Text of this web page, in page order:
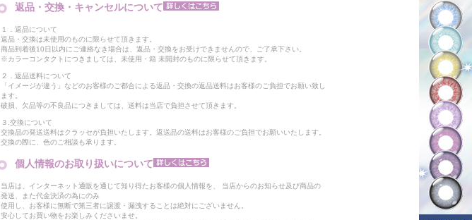
返品・交換・キャンセルについて
１．返品について
返品・交換は未使用のものに限らせて頂きます。
商品到着後10日以内にご連絡なき場合は、返品・交換をお受けできませんので、ご了承下さい。
※カラーコンタクトにつきましては、未使用・箱 未開封のものに限らせて頂きます。
２．返品送料について
「イメージが違う」などのお客様のご都合による返品・交換の返品送料はお客様のご負担でお願い致し
ます。
破損、欠品等の不良品につきましては、送料は当店で負担させて頂きます。
３.交換について
交換品の発送送料はクラッセが負担いたします。返送品の送料はお客様のご負担でお願いいたします。
交換の際に、色のご相談も承ります。
個人情報のお取り扱いについて
当店は、インターネット通販を通じて知り得たお客様の個人情報を、 当店からのお知らせ及び商品の
発送、また代金決済の為にのみ
使用し、お客様に無断で第三者に譲渡・漏洩することは絶対にございません。
安心してお買い物をお楽しみくださいませ。